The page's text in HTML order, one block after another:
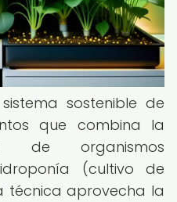
sostenible de
que combina la
de organismos
(cultivo de
técnica aprovecha la